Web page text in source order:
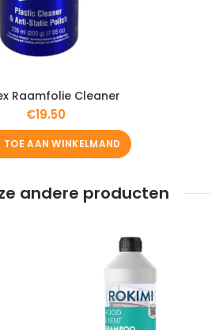
Raamfolie Cleaner
€19.50
TOE AAN WINKELMAND
andere producten